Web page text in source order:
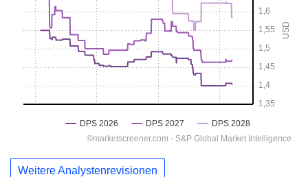
Weitere Analystenrevisionen